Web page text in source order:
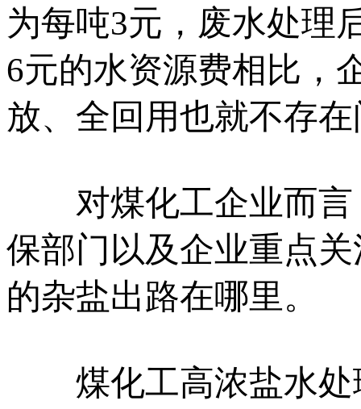
为每吨3元，废水处理
6元的水资源费相比，
放、全回用也就不存
对煤化工企业而言
保部门以及企业重点
的杂盐出路在哪里。
煤化工高浓盐水处